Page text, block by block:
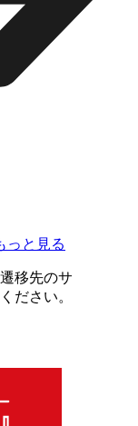
っと見る
移先のサ
ださい。